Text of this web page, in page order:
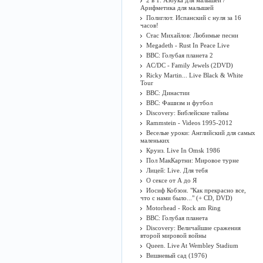
Арифметика для малышей
Полиглот. Испанский с нуля за 16
часов!
Стас Михайлов: Любимые песни
Megadeth - Rust In Peace Live
BBC: Голубая планета 2
AC/DC - Family Jewels (2DVD)
Ricky Martin... Live Black & White
Tour
BBC: Династии
BBC: Фашизм и футбол
Discovery: Библейские тайны
Rammstein - Videos 1995-2012
Веселые уроки: Английский для самых
маленьких
Круиз. Live In Omsk 1986
Пол МакКартни: Мировое турне
Лицей: Live. Для тебя
О сексе от А до Я
Иосиф Кобзон. "Как прекрасно все,
что с нами было..." (+ CD, DVD)
Motorhead - Rock am Ring
BBC: Голубая планета
Discovery: Величайшие сражения
второй мировой войны
Queen. Live At Wembley Stadium
Вишневый сад (1976)